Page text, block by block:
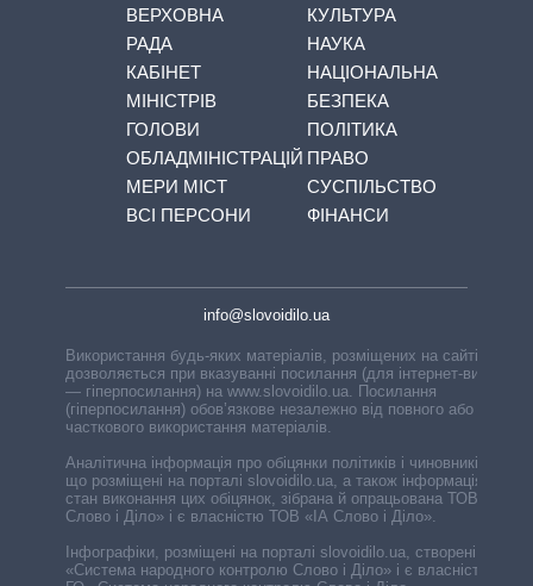
ВЕРХОВНА
РАДА
КАБІНЕТ
МІНІСТРІВ
ГОЛОВИ
ОБЛАДМІНІСТРАЦІЙ
МЕРИ МІСТ
ВСІ ПЕРСОНИ
КУЛЬТУРА
НАУКА
НАЦІОНАЛЬНА
БЕЗПЕКА
ПОЛІТИКА
ПРАВО
СУСПІЛЬСТВО
ФІНАНСИ
info@slovoidilo.ua
Використання будь-яких матеріалів, розміщених на сайті,
дозволяється при вказуванні посилання (для інтернет-видань
— гіперпосилання) на www.slovoidilo.ua. Посилання
(гіперпосилання) обов’язкове незалежно від повного або
часткового використання матеріалів.
Аналітична інформація про обіцянки політиків і чиновників,
що розміщені на порталі slovoidilo.ua, а також інформація про
стан виконання цих обіцянок, зібрана й опрацьована ТОВ «ІА
Слово і Діло» і є власністю ТОВ «ІА Слово і Діло».
Інфографіки, розміщені на порталі slovoidilo.ua, створені ГО
«Система народного контролю Слово і Діло» і є власністю